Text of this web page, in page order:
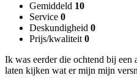
Gemiddeld 10
Service 0
Deskundigheid 0
Prijs/kwaliteit 0
Ik was eerder die ochtend bij een
laten kijken wat er mijn mijn